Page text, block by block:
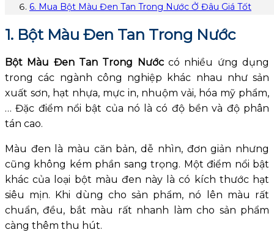
6. Mua Bột Màu Đen Tan Trong Nước Ở Đâu Giá Tốt
1. Bột Màu Đen Tan Trong Nước
Bột Màu Đen Tan Trong Nướccó nhiều ứng dụng
trong các ngành công nghiệp khác nhau như sản
xuất sơn, hạt nhựa, mực in, nhuộm vải, hóa mỹ phẩm,
… Đặc điểm nổi bật của nó là có độ bền và độ phân
tán cao.
Màu đen là màu căn bản, dễ nhìn, đơn giản nhưng
cũng không kém phần sang trọng. Một điểm nổi bật
khác của loại bột màu đen này là có kích thước hạt
siêu mịn. Khi dùng cho sản phẩm, nó lên màu rất
chuẩn, đều, bắt màu rất nhanh làm cho sản phẩm
càng thêm thu hút.